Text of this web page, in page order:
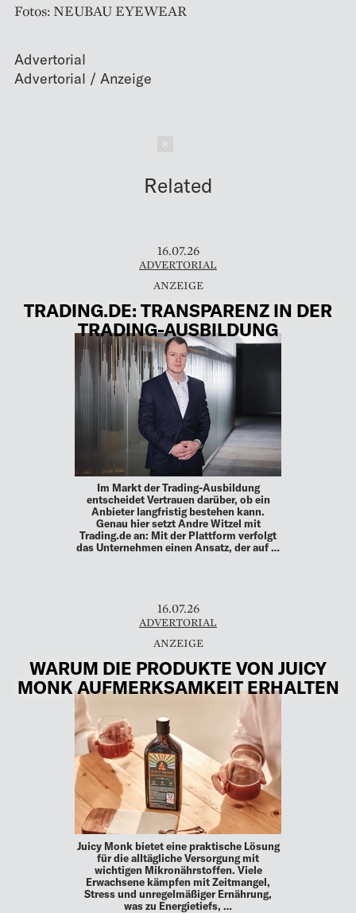
Fotos: NEUBAU EYEWEAR
Advertorial
Related
16.07.26
ADVERTORIAL
TRADING.DE: TRANSPARENZ IN DER
TRADING-AUSBILDUNG
Im Markt der Trading-Ausbildung
entscheidet Vertrauen darüber, ob ein
Anbieter langfristig bestehen kann.
Genau hier setzt Andre Witzel mit
Trading.de an: Mit der Plattform verfolgt
das Unternehmen einen Ansatz, der auf …
16.07.26
ADVERTORIAL
WARUM DIE PRODUKTE VON JUICY
MONK AUFMERKSAMKEIT ERHALTEN
Juicy Monk bietet eine praktische Lösung
für die alltägliche Versorgung mit
wichtigen Mikronährstoffen. Viele
Erwachsene kämpfen mit Zeitmangel,
Stress und unregelmäßiger Ernährung,
was zu Energietiefs, …